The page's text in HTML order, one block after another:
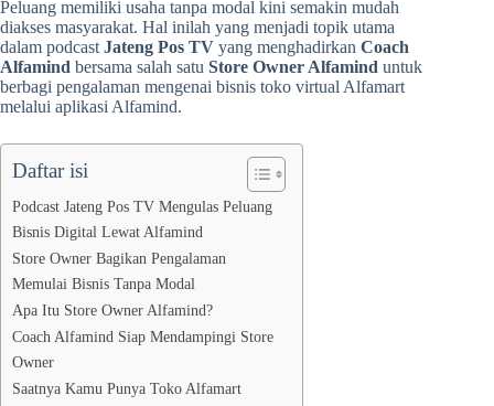
Peluang memiliki usaha tanpa modal kini semakin mudah
diakses masyarakat. Hal inilah yang menjadi topik utama
dalam podcast Jateng Pos TV yang menghadirkan Coach
Alfamind bersama salah satu Store Owner Alfamind untuk
berbagi pengalaman mengenai bisnis toko virtual Alfamart
melalui aplikasi Alfamind.
Daftar isi
Podcast Jateng Pos TV Mengulas Peluang
Bisnis Digital Lewat Alfamind
Store Owner Bagikan Pengalaman
Memulai Bisnis Tanpa Modal
Apa Itu Store Owner Alfamind?
Coach Alfamind Siap Mendampingi Store
Owner
Saatnya Kamu Punya Toko Alfamart